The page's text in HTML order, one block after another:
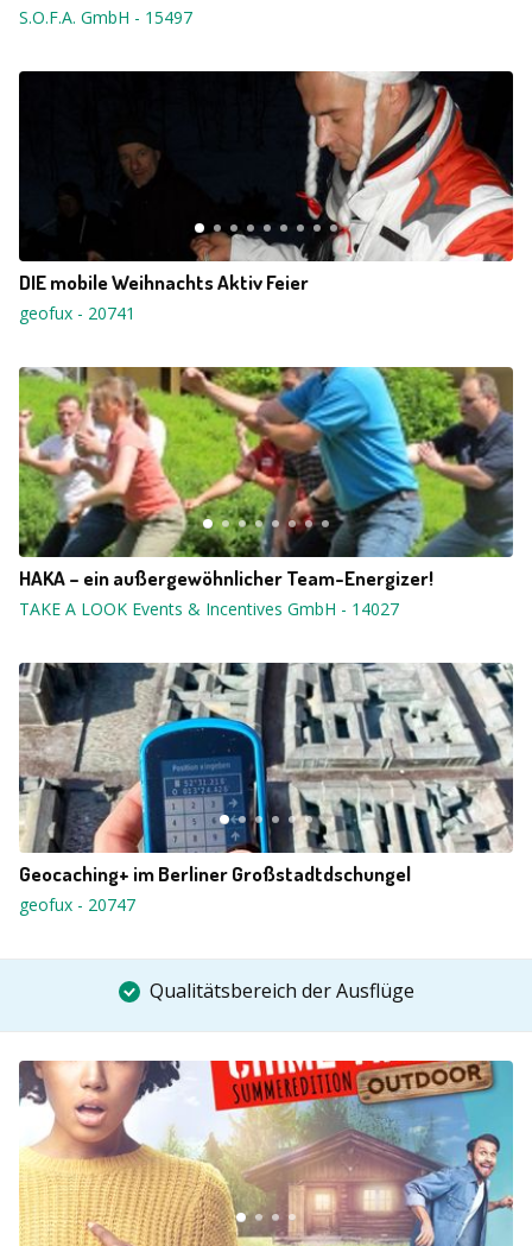
S.O.F.A. GmbH - 15497
DIE mobile Weihnachts Aktiv Feier
geofux - 20741
HAKA – ein außergewöhnlicher Team-Energizer!
TAKE A LOOK Events & Incentives GmbH - 14027
Geocaching+ im Berliner Großstadtdschungel
geofux - 20747
Qualitätsbereich der Ausflüge